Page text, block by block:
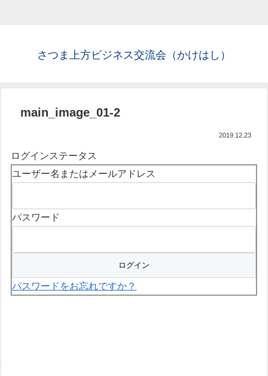
さつま上方ビジネス交流会（かけはし）
main_image_01-2
2019.12.23
ログインステータス
ユーザー名またはメールアドレス
パスワード
パスワードをお忘れですか？